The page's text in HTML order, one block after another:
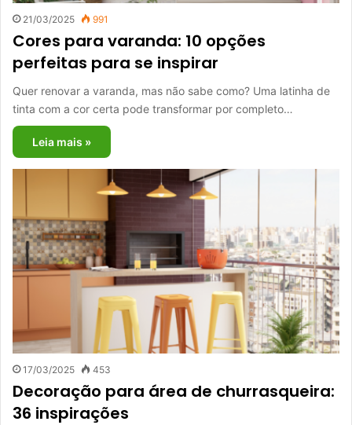
21/03/2025 991
Cores para varanda: 10 opções
perfeitas para se inspirar
Quer renovar a varanda, mas não sabe como? Uma latinha de
tinta com a cor certa pode transformar por completo…
Leia mais »
17/03/2025 453
Decoração para área de churrasqueira:
36 inspirações